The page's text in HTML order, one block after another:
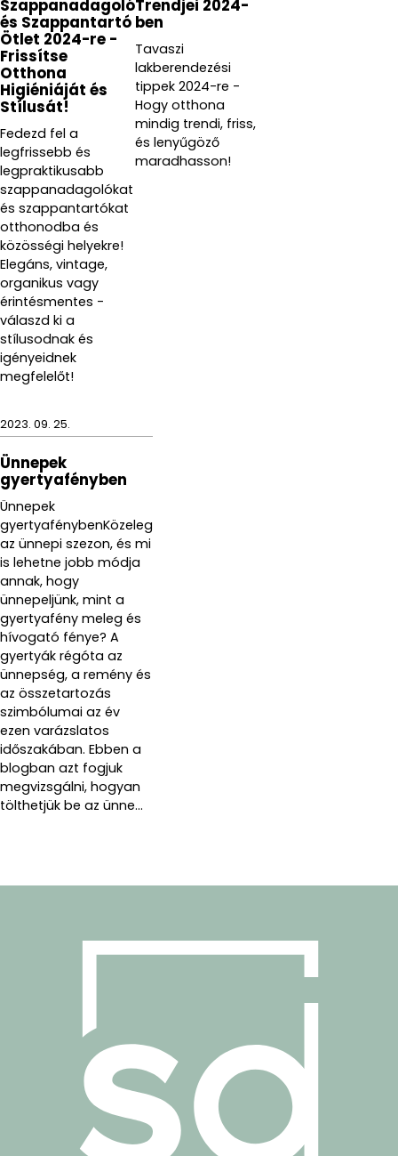
Szappanadagoló
és Szappantartó
Ötlet 2024-re -
Frissítse
Otthona
Higiéniáját és
Stílusát!
Fedezd fel a
legfrissebb és
legpraktikusabb
szappanadagolókat
és szappantartókat
otthonodba és
közösségi helyekre!
Elegáns, vintage,
organikus vagy
érintésmentes -
válaszd ki a
stílusodnak és
igényeidnek
megfelelőt!
Trendjei 2024-
ben
Tavaszi
lakberendezési
tippek 2024-re -
Hogy otthona
mindig trendi, friss,
és lenyűgöző
maradhasson!
2023. 09. 25.
Ünnepek
gyertyafényben
Ünnepek
gyertyafénybenKözeleg
az ünnepi szezon, és mi
is lehetne jobb módja
annak, hogy
ünnepeljünk, mint a
gyertyafény meleg és
hívogató fénye? A
gyertyák régóta az
ünnepség, a remény és
az összetartozás
szimbólumai az év
ezen varázslatos
időszakában. Ebben a
blogban azt fogjuk
megvizsgálni, hogyan
tölthetjük be az ünne...